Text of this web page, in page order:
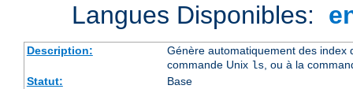
Langues Disponibles:
Description:
Génère automatiquement des
commande Unix ls, ou à la
Statut:
Base